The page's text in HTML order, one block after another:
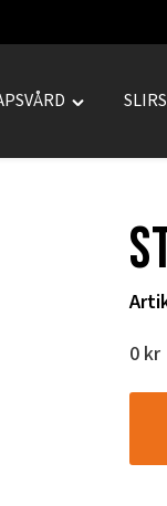
Toggle
0 kr